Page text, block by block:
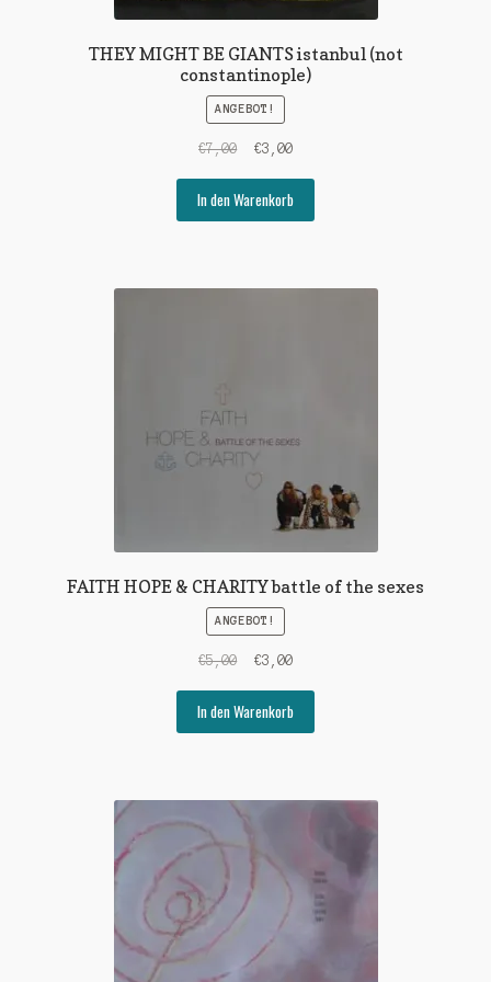
THEY MIGHT BE GIANTS istanbul (not
constantinople)
ANGEBOT!
€7,00
Ursprünglicher
war:
€7,00
€3,00Aktueller
ist:
€3,00.
In den Warenkorb
FAITH HOPE & CHARITY battle of the sexes
ANGEBOT!
€5,00
Ursprünglicher
war:
€5,00
€3,00Aktueller
ist:
€3,00.
In den Warenkorb